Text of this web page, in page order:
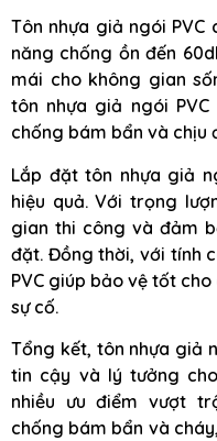
Tôn nhựa giả ngói
năng chống ồn đến
mái cho không gian
tôn nhựa giả ngói
chống bám bẩn và chịu
Lắp đặt tôn nhựa giả
hiệu quả. Với trọng
gian thi công và đảm
đặt. Đồng thời, với tính
PVC giúp bảo vệ tốt
sự cố.
Tổng kết, tôn nhựa giả
tin cậy và lý tưởng
nhiều ưu điểm vượt
chống bám bẩn và